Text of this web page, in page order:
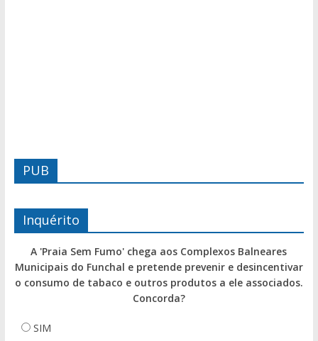
PUB
Inquérito
A 'Praia Sem Fumo' chega aos Complexos Balneares
Municipais do Funchal e pretende prevenir e desincentivar
o consumo de tabaco e outros produtos a ele associados.
Concorda?
SIM